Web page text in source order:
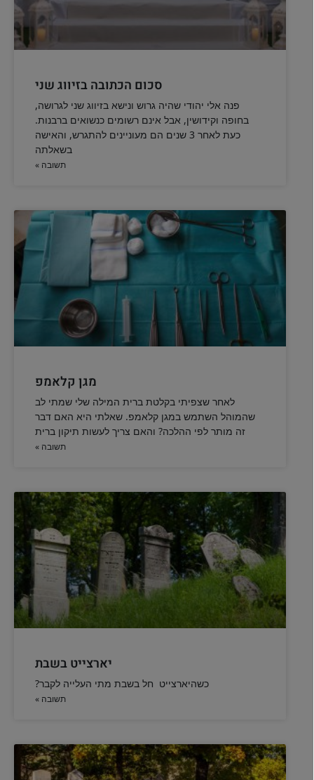
סכום הכתובה בזיווג שני
פנה אלי יהודי שהיה גרוש ונישא בזיווג שני לגרושה,
בחופה וקידושין, אבל אינם רשומים כנשואים ברבנות.
כעת לאחר 3 שנים הם מעוניינים להתגרש, והאישה
בשאלתה
תשובה »
מגן קלאמפ
לאחר שצפיתי בקלטת ברית המילה שלי שמתי לב
שהמוהל השתמש במגן קלאמפ. שאלתי היא האם דבר
זה מותר לפי ההלכה? והאם צריך לעשות תיקון ברית
תשובה »
יארצייט בשבת
כשהיארצייט חל בשבת מתי העלייה לקבר?
תשובה »